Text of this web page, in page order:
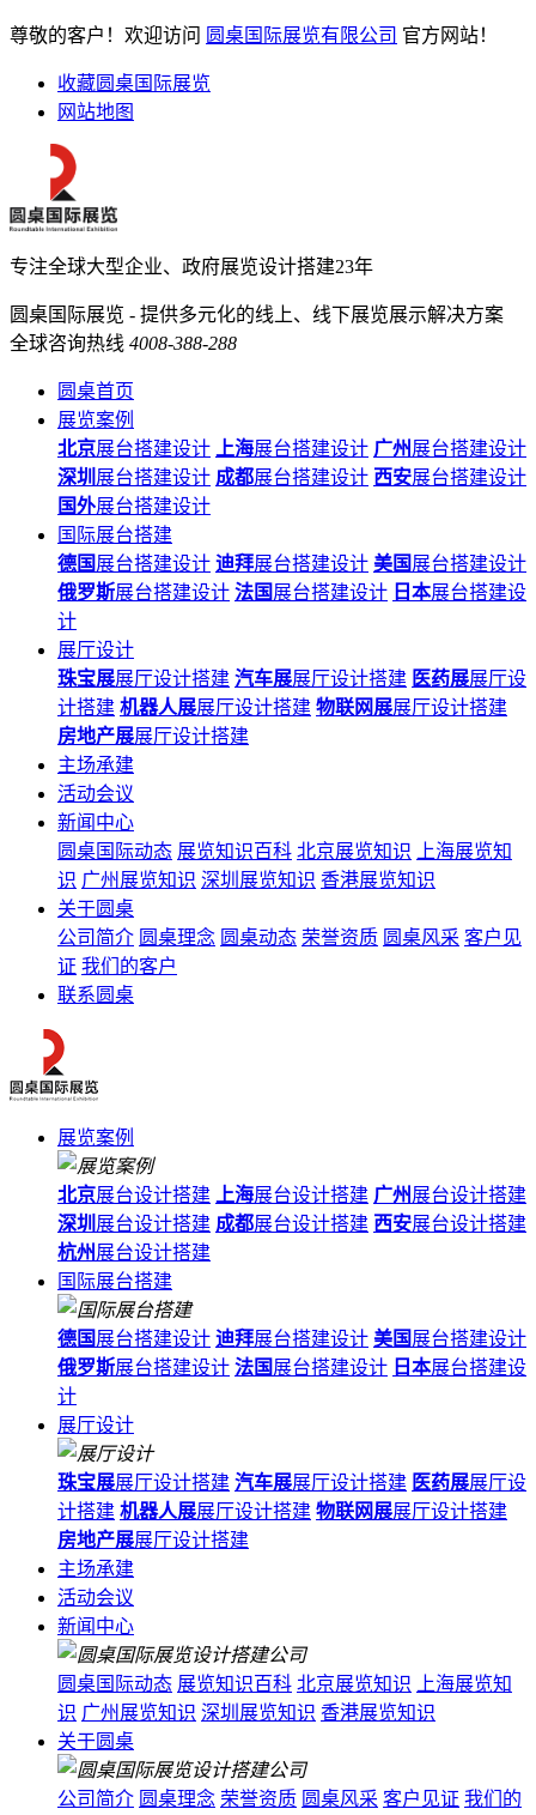
尊敬的客户！欢迎访问 圆桌国际展览有限公司 官方网站！
收藏圆桌国际展览
网站地图
专注全球大型企业、政府展览设计搭建23年
圆桌国际展览 - 提供多元化的线上、线下展览展示解决方案
全球咨询热线 4008-388-288
圆桌首页
展览案例
北京展台搭建设计 上海展台搭建设计 广州展台搭建设计
深圳 展台搭建设计 成都展台搭建设计 西安展台搭建设计
国外展台搭建设计
国际展台搭建
德国 展台搭建设计 迪拜展台搭建设计 美国 展台搭建设计
俄罗斯展台搭建设计 法国 展台搭建设计 日本展台搭建设
计
展厅设计
珠宝展展厅设计搭建 汽车展展厅设计搭建 医药展展厅设
计搭建 机器人展展厅设计搭建 物联网展展厅设计搭建
房地产展展厅设计搭建
主场承建
活动会议
新闻中心
圆桌国际动态 展览知识百科 北京展览知识
上海展览知
识 广州展览知识 深圳展览知识 香港展览知识
关于圆桌
公司简介 圆桌理念 圆桌动态 荣誉资质 圆桌风采 客户见
证 我们的客户
联系圆桌
展览案例
北京展台设计搭建 上海展台设计搭建 广州展台设计搭建
深圳 展台设计搭建 成都展台设计搭建 西安展台设计搭建
杭州展台设计搭建
国际展台搭建
德国 展台搭建设计 迪拜展台搭建设计 美国 展台搭建设计
俄罗斯展台搭建设计 法国 展台搭建设计 日本展台搭建设
计
展厅设计
珠宝展展厅设计搭建 汽车展展厅设计搭建 医药展展厅设
计搭建 机器人展展厅设计搭建 物联网展展厅设计搭建
房地产展展厅设计搭建
主场承建
活动会议
新闻中心
圆桌国际动态 展览知识百科 北京展览知识
上海展览知
识 广州展览知识 深圳展览知识 香港展览知识
关于圆桌
公司简介 圆桌理念 荣誉资质 圆桌风采 客户见证 我们的